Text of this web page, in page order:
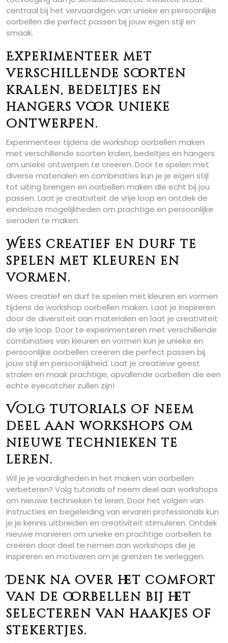
centraal bij het vervaardigen van unieke en persoonlijke
oorbellen die perfect passen bij jouw eigen stijl en
smaak.
Experimenteer met
verschillende soorten
kralen, bedeltjes en
hangers voor unieke
ontwerpen.
Experimenteer tijdens de workshop oorbellen maken
met verschillende soorten kralen, bedeltjes en hangers
om unieke ontwerpen te creëren. Door te spelen met
diverse materialen en combinaties kun je je eigen stijl
tot uiting brengen en oorbellen maken die echt bij jou
passen. Laat je creativiteit de vrije loop en ontdek de
eindeloze mogelijkheden om prachtige en persoonlijke
sieraden te maken.
Wees creatief en durf te
spelen met kleuren en
vormen.
Wees creatief en durf te spelen met kleuren en vormen
tijdens de workshop oorbellen maken. Laat je inspireren
door de diversiteit aan materialen en laat je creativiteit
de vrije loop. Door te experimenteren met verschillende
combinaties van kleuren en vormen kun je unieke en
persoonlijke oorbellen creëren die perfect passen bij
jouw stijl en persoonlijkheid. Laat je creatieve geest
stralen en maak prachtige, opvallende oorbellen die een
echte eyecatcher zullen zijn!
Volg tutorials of neem
deel aan workshops om
nieuwe technieken te
leren.
Wil je je vaardigheden in het maken van oorbellen
verbeteren? Volg tutorials of neem deel aan workshops
om nieuwe technieken te leren. Door het volgen van
instructies en begeleiding van ervaren professionals kun
je je kennis uitbreiden en creativiteit stimuleren. Ontdek
nieuwe manieren om unieke en prachtige oorbellen te
creëren door deel te nemen aan workshops die je
inspireren en motiveren om je grenzen te verleggen.
Denk na over het comfort
van de oorbellen bij het
selecteren van haakjes of
stekertjes.